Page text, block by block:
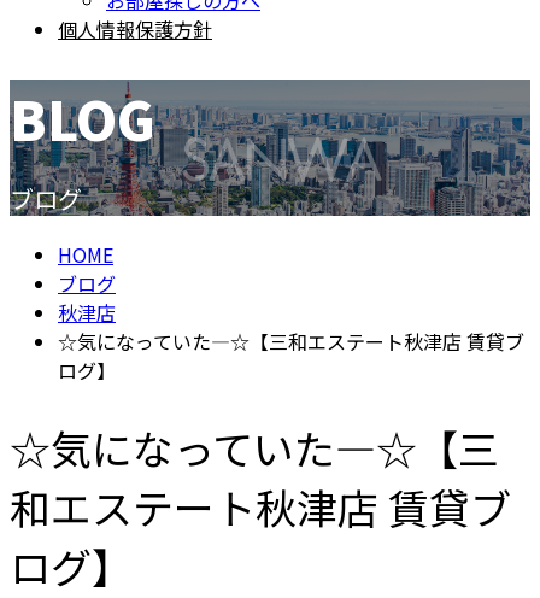
個人情報保護方針
BLOG
ブログ
HOME
ブログ
秋津店
☆気になっていた―☆【三和エステート秋津店 賃貸ブ
ログ】
☆気になっていた―☆【三
和エステート秋津店 賃貸ブ
ログ】